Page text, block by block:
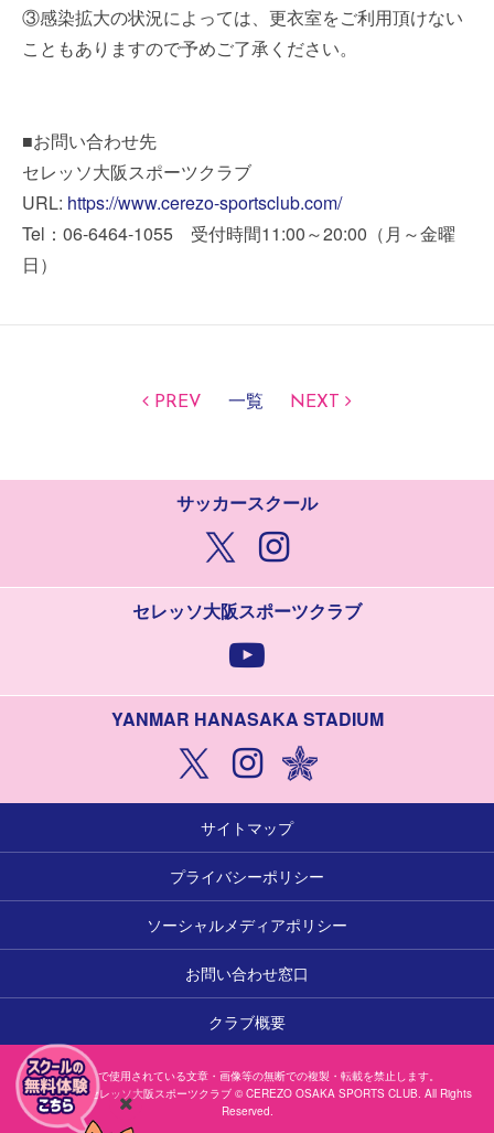
③感染拡大の状況によっては、更衣室をご利用頂けない
こともありますので予めご了承ください。
■お問い合わせ先
セレッソ大阪スポーツクラブ
URL: https://www.cerezo-sportsclub.com/
Tel：06-6464-1055 受付時間11:00～20:00（月～金曜
日）
PREV 一覧 NEXT
サッカースクール
セレッソ大阪スポーツクラブ
YANMAR HANASAKA STADIUM
サイトマップ
プライバシーポリシー
ソーシャルメディアポリシー
お問い合わせ窓口
クラブ概要
本サイトで使用されている文章・画像等の無断での複製・転載を禁止します。
一般社団法人セレッソ大阪スポーツクラブ © CEREZO OSAKA SPORTS CLUB. All Rights
Reserved.